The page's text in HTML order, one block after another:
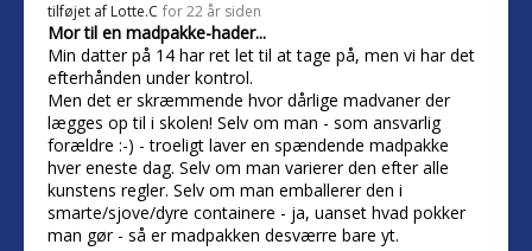
tilføjet af Lotte.C for 22 år siden
Mor til en madpakke-hader...
Min datter på 14 har ret let til at tage på, men vi har det
efterhånden under kontrol.
Men det er skræmmende hvor dårlige madvaner der
lægges op til i skolen! Selv om man - som ansvarlig
forældre :-) - troeligt laver en spændende madpakke
hver eneste dag. Selv om man varierer den efter alle
kunstens regler. Selv om man emballerer den i
smarte/sjove/dyre containere - ja, uanset hvad pokker
man gør - så er madpakken desværre bare yt.